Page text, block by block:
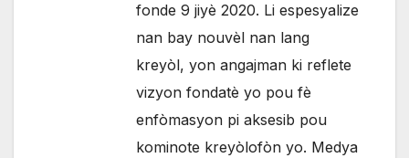
fonde 9 jiyè 2020. Li espesyalize
nan bay nouvèl nan lang
kreyòl, yon angajman ki reflete
vizyon fondatè yo pou fè
enfòmasyon pi aksesib pou
kominote kreyòlofòn yo. Medya